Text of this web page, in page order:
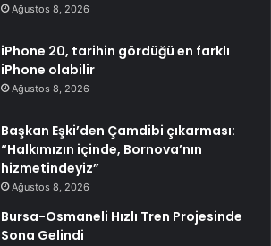
Ağustos 8, 2026
iPhone 20, tarihin gördüğü en farklı
iPhone olabilir
Ağustos 8, 2026
Başkan Eşki’den Çamdibi çıkarması:
“Halkımızın içinde, Bornova’nın
hizmetindeyiz”
Ağustos 8, 2026
Bursa-Osmaneli Hızlı Tren Projesinde
Sona Gelindi